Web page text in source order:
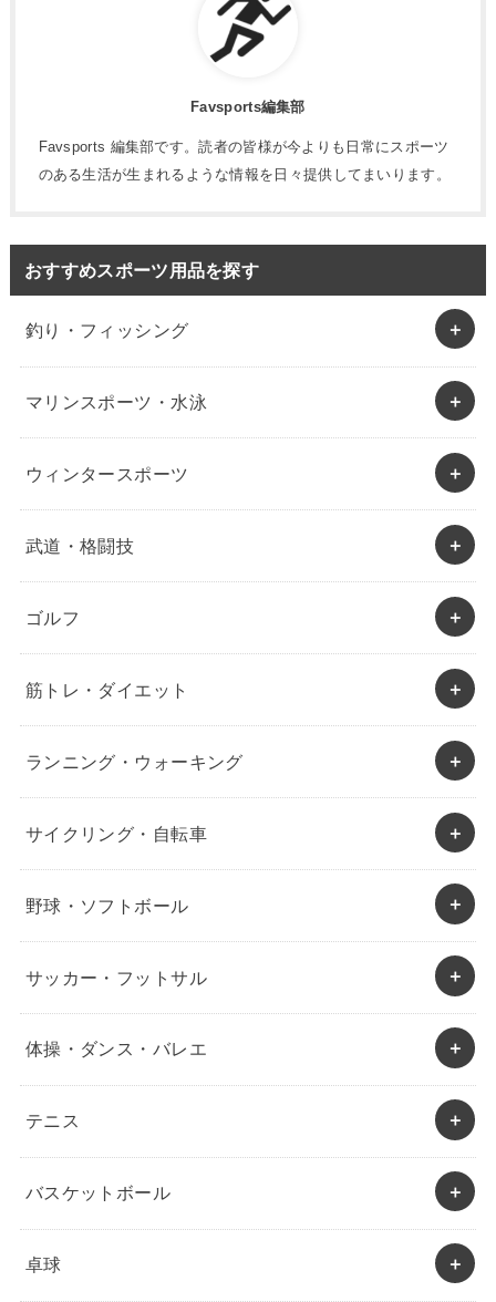
Favsports編集部
Favsports 編集部です。読者の皆様が今よりも日常にスポーツ
のある生活が生まれるような情報を日々提供してまいります。
おすすめスポーツ用品を探す
釣り・フィッシング
マリンスポーツ・水泳
ウィンタースポーツ
武道・格闘技
ゴルフ
筋トレ・ダイエット
ランニング・ウォーキング
サイクリング・自転車
野球・ソフトボール
サッカー・フットサル
体操・ダンス・バレエ
テニス
バスケットボール
卓球